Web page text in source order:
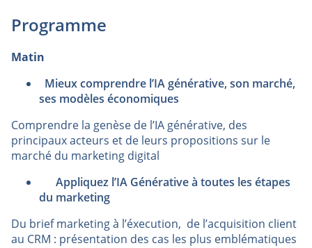
Programme
Matin
Mieux comprendre l’IA générative, son marché,
ses modèles économiques
Comprendre la genèse de l’IA générative, des
principaux acteurs et de leurs propositions sur le
marché du marketing digital
Appliquez l’IA Générative à toutes les étapes
du marketing
Du brief marketing à l’éxecution, de l’acquisition client
au CRM : présentation des cas les plus emblématiques